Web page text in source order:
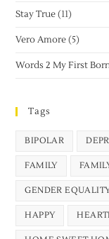
Stay True (11)
Vero Amore (5)
Words 2 My First
Tags
BIPOLAR
FAMILY
GENDER
HAPPY